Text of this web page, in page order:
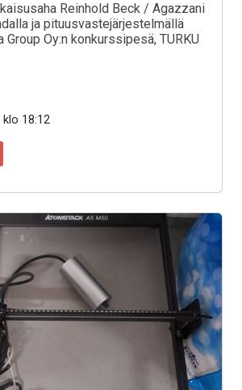
Reinhold Beck / Agazzani
ja pituusvastejärjestelmällä
Group Oy:n konkurssipesä, TURKU
klo 18:12